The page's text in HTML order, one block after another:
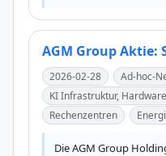
AGM Group Aktie:
2026-02-28
Ad-hoc-
KI Infrastruktur,
Rechenzentren
Die AGM Group